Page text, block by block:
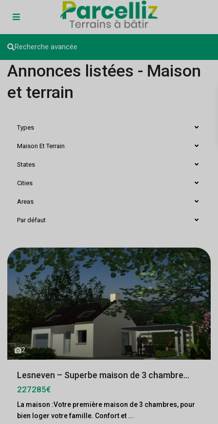
Recherche avancée
Annonces listées - Maison
et terrain
Types
Maison Et Terrain
States
Cities
Areas
Par défaut
2
Lesneven – Superbe maison de 3 chambre...
227285€
La maison :Votre première maison de 3 chambres, pour
bien loger votre famille. Confort et ...